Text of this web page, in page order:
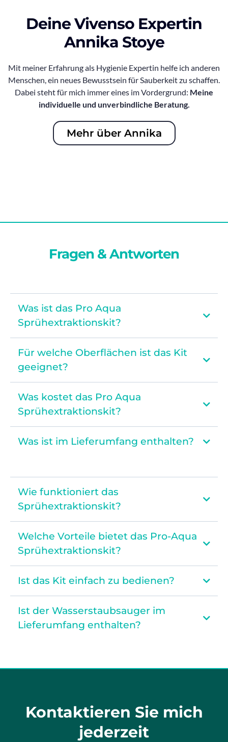
Deine Vivenso Expertin
Annika Stoye
Mit meiner Erfahrung als Hygienie Expertin helfe ich anderen
Menschen, ein neues Bewusstsein für Sauberkeit zu schaffen.
Dabei steht für mich immer eines im Vordergrund: Meine
individuelle und unverbindliche Beratung.
Mehr über Annika
Fragen & Antworten
Was ist das Pro Aqua
Sprühextraktionskit?
Für welche Oberflächen ist das Kit
geeignet?
Was kostet das Pro Aqua
Sprühextraktionskit?
Was ist im Lieferumfang enthalten?
Wie funktioniert das
Sprühextraktionskit?
Welche Vorteile bietet das Pro-Aqua
Sprühextraktionskit?
Ist das Kit einfach zu bedienen?
Ist der Wasserstaubsauger im
Lieferumfang enthalten?
Kontaktieren Sie mich
jederzeit